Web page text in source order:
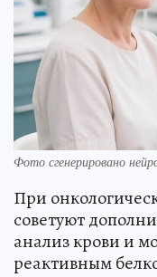
Фото сгенерировано
При
советуют
анализ крови и
реактивным